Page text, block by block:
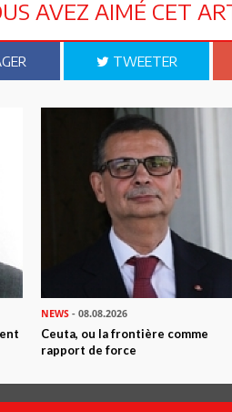
AVEZ AIMÉ CET
TWEETER
NEWS - 08.08.2026
Ceuta, ou la frontière comme
rapport de force